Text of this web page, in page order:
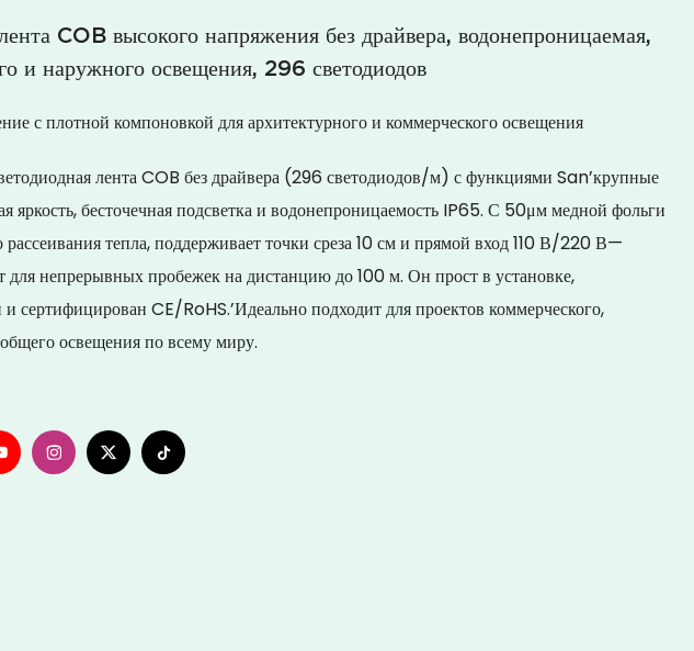
COB высокого напряжения без драйвера, водонепроницаемая,
и наружного освещения, 296 светодиодов
с плотной компоновкой для архитектурного и коммерческого освещения
лента COB без драйвера (296 светодиодов/м) с функциями San’крупные
яркость, бесточечная подсветка и водонепроницаемость IP65. С 50μм медной фольги
рассеивания тепла, поддерживает точки среза 10 см и прямой вход 110 В/220 В—
для непрерывных пробежек на дистанцию ​​до 100 м. Он прост в установке,
сертифицирован CE/RoHS.’Идеально подходит для проектов коммерческого,
освещения по всему миру.